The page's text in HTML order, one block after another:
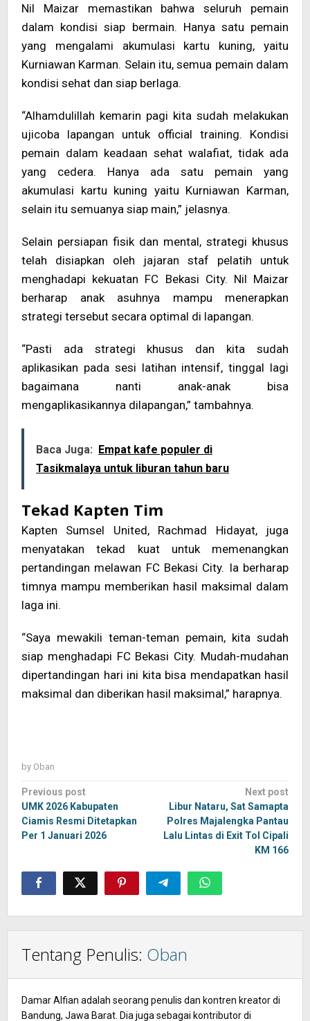
Nil Maizar memastikan bahwa seluruh pemain
dalam kondisi siap bermain. Hanya satu pemain
yang mengalami akumulasi kartu kuning, yaitu
Kurniawan Karman. Selain itu, semua pemain dalam
kondisi sehat dan siap berlaga.
“Alhamdulillah kemarin pagi kita sudah melakukan
ujicoba lapangan untuk official training. Kondisi
pemain dalam keadaan sehat walafiat, tidak ada
yang cedera. Hanya ada satu pemain yang
akumulasi kartu kuning yaitu Kurniawan Karman,
selain itu semuanya siap main,” jelasnya.
Selain persiapan fisik dan mental, strategi khusus
telah disiapkan oleh jajaran staf pelatih untuk
menghadapi kekuatan FC Bekasi City. Nil Maizar
berharap anak asuhnya mampu menerapkan
strategi tersebut secara optimal di lapangan.
“Pasti ada strategi khusus dan kita sudah
aplikasikan pada sesi latihan intensif, tinggal lagi
bagaimana nanti anak-anak bisa
mengaplikasikannya dilapangan,” tambahnya.
Baca Juga: Empat kafe populer di
Tasikmalaya untuk liburan tahun baru
Tekad Kapten Tim
Kapten Sumsel United, Rachmad Hidayat, juga
menyatakan tekad kuat untuk memenangkan
pertandingan melawan FC Bekasi City. Ia berharap
timnya mampu memberikan hasil maksimal dalam
laga ini.
“Saya mewakili teman-teman pemain, kita sudah
siap menghadapi FC Bekasi City. Mudah-mudahan
dipertandingan hari ini kita bisa mendapatkan hasil
maksimal dan diberikan hasil maksimal,” harapnya.
by Oban
Post
navigation
Previous post
UMK 2026 Kabupaten
Ciamis Resmi Ditetapkan
Per 1 Januari 2026
Next post
Libur Nataru, Sat Samapta
Polres Majalengka Pantau
Lalu Lintas di Exit Tol Cipali
KM 166
Tentang Penulis: Oban
Damar Alfian adalah seorang penulis dan kontren kreator di
Bandung, Jawa Barat. Dia juga sebagai kontributor di